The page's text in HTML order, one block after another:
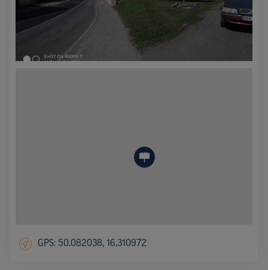
GPS: 50.082038, 16.310972